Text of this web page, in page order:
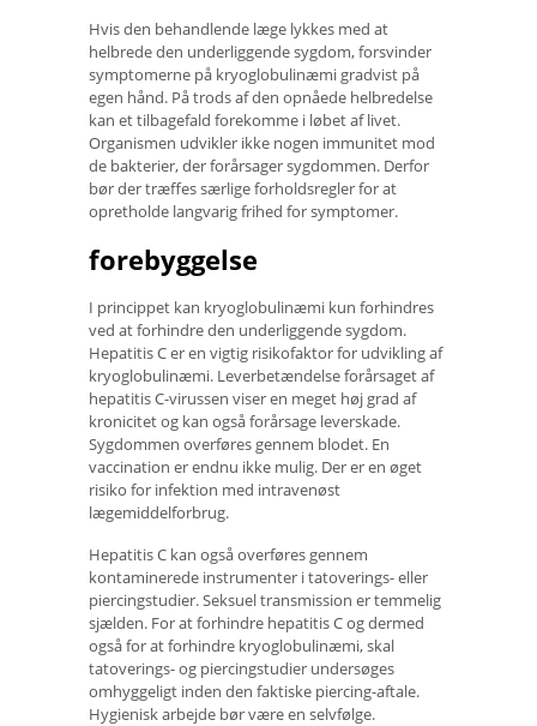
Hvis den behandlende læge lykkes med at
helbrede den underliggende sygdom, forsvinder
symptomerne på kryoglobulinæmi gradvist på
egen hånd. På trods af den opnåede helbredelse
kan et tilbagefald forekomme i løbet af livet.
Organismen udvikler ikke nogen immunitet mod
de bakterier, der forårsager sygdommen. Derfor
bør der træffes særlige forholdsregler for at
opretholde langvarig frihed for symptomer.
forebyggelse
I princippet kan kryoglobulinæmi kun forhindres
ved at forhindre den underliggende sygdom.
Hepatitis C er en vigtig risikofaktor for udvikling af
kryoglobulinæmi. Leverbetændelse forårsaget af
hepatitis C-virussen viser en meget høj grad af
kronicitet og kan også forårsage leverskade.
Sygdommen overføres gennem blodet. En
vaccination er endnu ikke mulig. Der er en øget
risiko for infektion med intravenøst ​​
lægemiddelforbrug.
Hepatitis C kan også overføres gennem
kontaminerede instrumenter i tatoverings- eller
piercingstudier. Seksuel transmission er temmelig
sjælden. For at forhindre hepatitis C og dermed
også for at forhindre kryoglobulinæmi, skal
tatoverings- og piercingstudier undersøges
omhyggeligt inden den faktiske piercing-aftale.
Hygienisk arbejde bør være en selvfølge.